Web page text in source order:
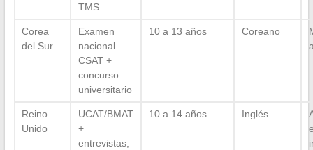
TMS
Corea
del Sur
Examen
nacional
CSAT +
concurso
universitario
10 a 13 años Coreano
Reino
Unido
UCAT/BMAT
+
entrevistas,
10 a 14 años Inglés